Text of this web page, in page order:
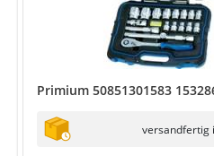
Primium 50851301583
versandfertig